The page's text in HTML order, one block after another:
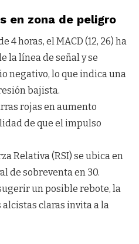
en zona de peligro
4 horas, el MACD (12, 26) ha
la línea de señal y se
negativo, lo que indica una
bajista.
rojas en aumento
de que el impulso
Relativa (RSI) se ubica en
de sobreventa en 30.
un posible rebote, la
claras invita a la